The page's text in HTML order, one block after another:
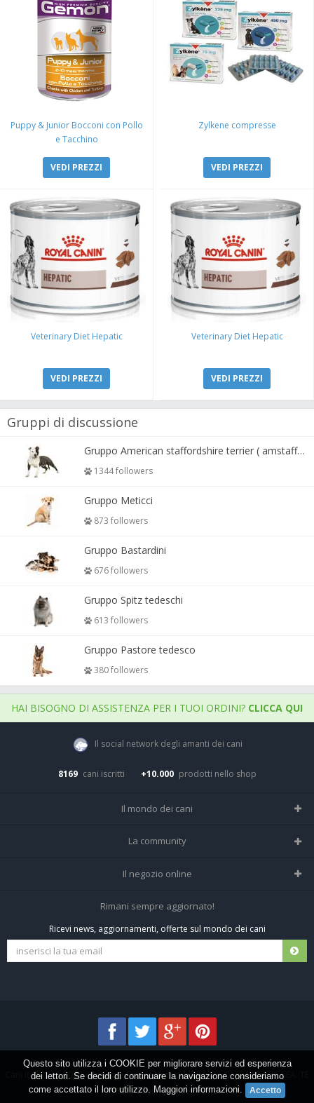
Puppy & Junior Bocconi con Pollo
e Tacchino
VEDI PREZZI
Zylkene compresse
VEDI PREZZI
Veterinary Diet Hepatic
VEDI PREZZI
Veterinary Diet Hepatic
VEDI PREZZI
Gruppi di discussione
Gruppo American staffordshire terrier ( amstaff, amastaff )
1344 followers
Gruppo Meticci
873 followers
Gruppo Bastardini
676 followers
Gruppo Spitz tedeschi
613 followers
Gruppo Pastore tedesco
380 followers
HAI BISOGNO DI ASSISTENZA PER I TUOI ORDINI? CLICCA QUI
Il social network degli amanti dei cani
8169 cani iscritti +10.000 prodotti nello shop
Il mondo dei cani
Tutte le razze
La community
Home
Tutti i cani iscritti
Il negozio online
Negozio per cani
Spedizioni e resi
Rimani sempre aggiornato!
Ricevi news, aggiornamenti, offerte sul mondo dei cani
Cani.it © 2013-2026 •Privacy•Frezza Network S.R.L. P.I. 01821400676 REA: TE
155907 - Tutti i diritti riservati
Questo sito utilizza i COOKIE per migliorare servizi ed esperienza
dei lettori. Se decidi di continuare la navigazione consideriamo
come accettato il loro utilizzo. Maggiori informazioni.